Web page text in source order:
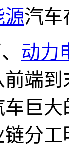
源汽车
动力
端到
车巨
链分